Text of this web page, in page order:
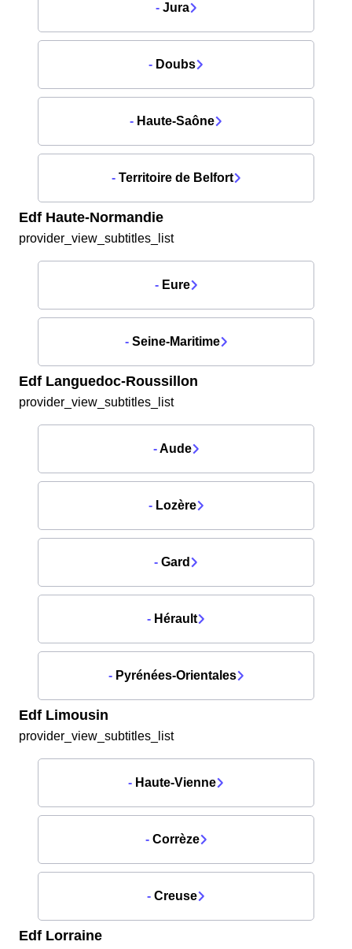
-Jura
- Doubs
- Haute-Saône
-Territoire de Belfort
Edf Haute-Normandie
provider_view_subtitles_list
-Eure
-Seine-Maritime
Edf Languedoc-Roussillon
provider_view_subtitles_list
-Aude
-Lozère
- Gard
- Hérault
-Pyrénées-Orientales
Edf Limousin
provider_view_subtitles_list
- Haute-Vienne
-Corrèze
- Creuse
Edf Lorraine